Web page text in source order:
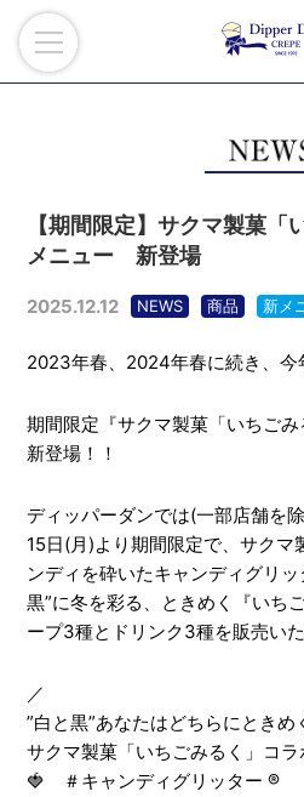
【期間限定】サクマ製菓「
メニュー 新登場
2025.12.12 NEWS 商品 新メ
2023年春、2024年春に続き、今
期間限定『サクマ製菓「いちご
新登場！！
ディッパーダンでは(一部店舗を
15日(月)より期間限定で、サクマ
ンディを砕いたキャンディグリ
黒”に冬を彩る、ときめく『いち
ープ3種とドリンク3種を販売いた
／
”白と黒”あなたはどちらにときめ
サクマ製菓「いちごみるく」コ
🍓 ＃キャンディグリッター ®